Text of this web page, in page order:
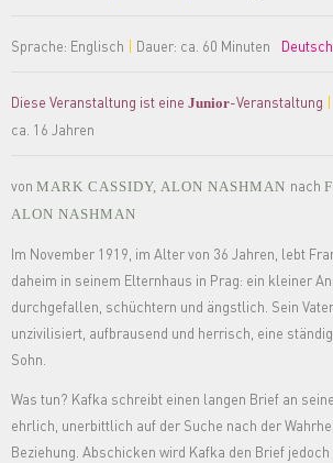
Sprache: Englisch Dauer: ca. 60 Minuten
Diese Veranstaltung ist eine Junior-Veranstaltung
ca. 16 Jahren
von MARK CASSIDY, ALON NASHMAN nach
ALON NASHMAN
Im November 1919, im Alter von 36 Jahren, lebt
daheim in seinem Elternhaus in Prag: ein kleiner
durchgefallen, schüchtern und ängstlich. Sein
unzivilisiert, aufbrausend und herrisch, eine
Sohn.
Was tun? Kafka schreibt einen langen Brief an
ehrlich, unerbittlich auf der Suche nach der
Beziehung. Abschicken wird Kafka den Brief